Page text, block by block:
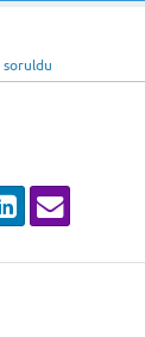
soruldu